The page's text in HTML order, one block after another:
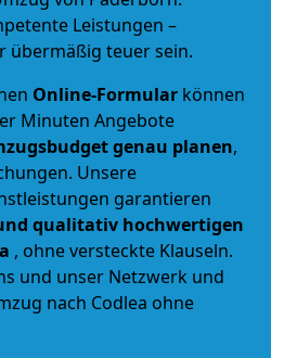
Leistungen –
übermäßig teuer sein.
Online-Formular können
Minuten Angebote
genau planen,
Unsere
garantieren
qualitativ hochwertigen
, ohne versteckte Klauseln.
und unser Netzwerk und
nach Codlea ohne